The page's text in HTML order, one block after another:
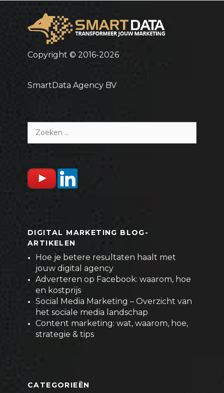
Copyright © 2016-2026
SmartData Agency BV
naar:
DIGITAL MARKETING BLOG-
ARTIKELEN
Hoe je betere resultaten haalt met
jouw digital agency
Adverteren op Facebook: waarom, hoe
en kostprijs
Social Media Marketing – Overzicht van
het sociale media landschap
Content marketing: wat, waarom, hoe,
strategie & tips
CATEGORIEËN